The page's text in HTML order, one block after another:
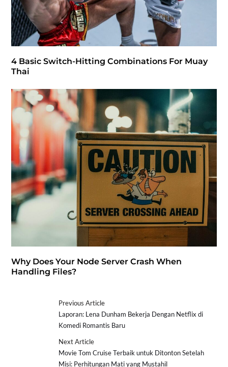
4 Basic Switch-Hitting Combinations For Muay
Thai
Why Does Your Node Server Crash When
Handling Files?
Previous Article
Laporan: Lena Dunham Bekerja Dengan Netflix di
Komedi Romantis Baru
Next Article
Movie Tom Cruise Terbaik untuk Ditonton Setelah
Misi: Perhitungan Mati yang Mustahil